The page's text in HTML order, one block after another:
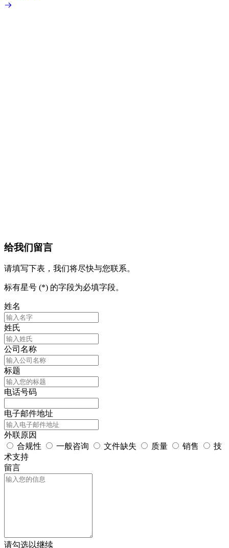
给我们留言
请填写下表，我们将尽快与您联系。
标有星号 (*) 的字段为必填字段。
姓名
姓氏
公司名称
标题
电话号码
电子邮件地址
外联原因
合规性
一般咨询 文件缺失 质量 销售
技
术支持
留言
请勾选以继续